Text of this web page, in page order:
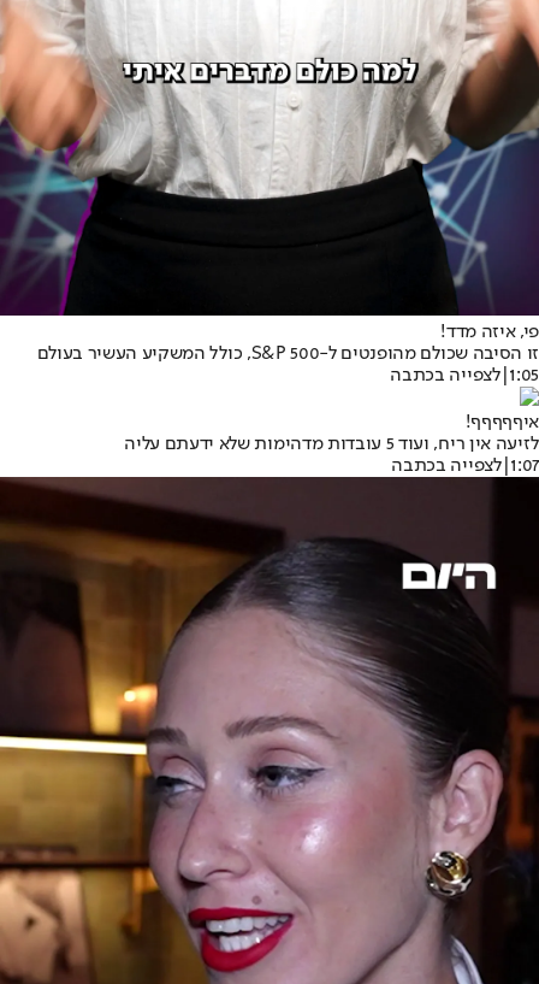
פי, איזה מדד!
זו הסיבה שכולם מהופנטים ל-S&P 500, כולל המשקיע העשיר בעולם
1:05
|לצפייה בכתבה
איףףףףף!
לזיעה אין ריח, ועוד 5 עובדות מדהימות שלא ידעתם עליה
1:07
|לצפייה בכתבה